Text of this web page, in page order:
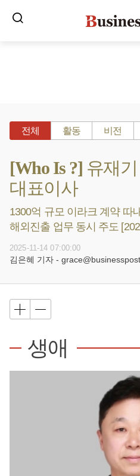
전체 활동 비전
[Who Is ?] 유재
대표이사
1300억 규모 이라크 계약 따
해외진출 업무 동시 주도
2025-11-14 07:00:00
김은혜 기자 -
생애